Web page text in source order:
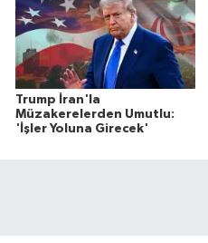
Trump İran'la
Müzakerelerden Umutlu:
'İşler Yoluna Girecek'